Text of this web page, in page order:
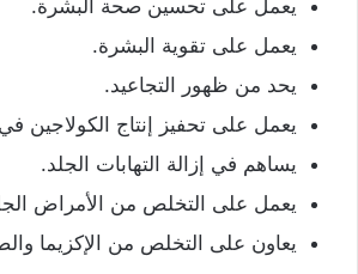
يعمل على تحسين صحة البشرة.
يعمل على تقوية البشرة.
يحد من ظهور التجاعيد.
يعمل على تحفيز إنتاج الكولاجين
يساهم في إزالة التهابات الجلد.
يعمل على التخلص من الأمراض
يعاون على التخلص من الإكزيما